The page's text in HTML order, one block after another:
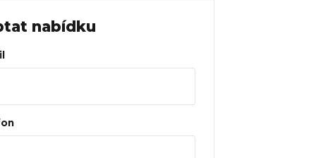
nabídku